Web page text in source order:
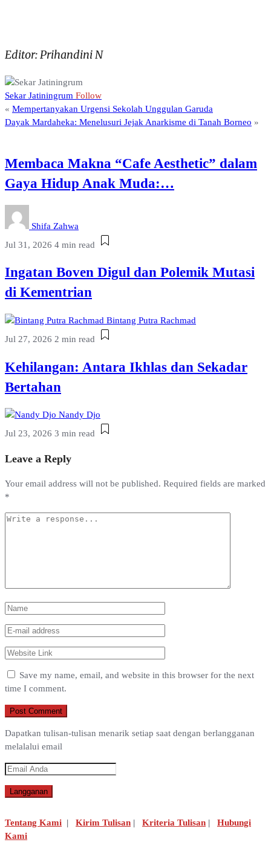
Editor: Prihandini N
Sekar Jatiningrum Follow
« Mempertanyakan Urgensi Sekolah Unggulan Garuda
Dayak Mardaheka: Menelusuri Jejak Anarkisme di Tanah Borneo »
Membaca Makna “Cafe Aesthetic” dalam
Gaya Hidup Anak Muda:…
Shifa Zahwa
Jul 31, 2026 4 min read
Ingatan Boven Digul dan Polemik Mutasi
di Kementrian
Bintang Putra Rachmad
Jul 27, 2026 2 min read
Kehilangan: Antara Ikhlas dan Sekadar
Bertahan
Nandy Djo
Jul 23, 2026 3 min read
Leave a Reply
Your email address will not be published. Required fields are marked
*
Save my name, email, and website in this browser for the next
time I comment.
Dapatkan tulisan-tulisan menarik setiap saat dengan berlangganan
melalalui email
Tentang Kami | Kirim Tulisan | Kriteria Tulisan | Hubungi
Kami